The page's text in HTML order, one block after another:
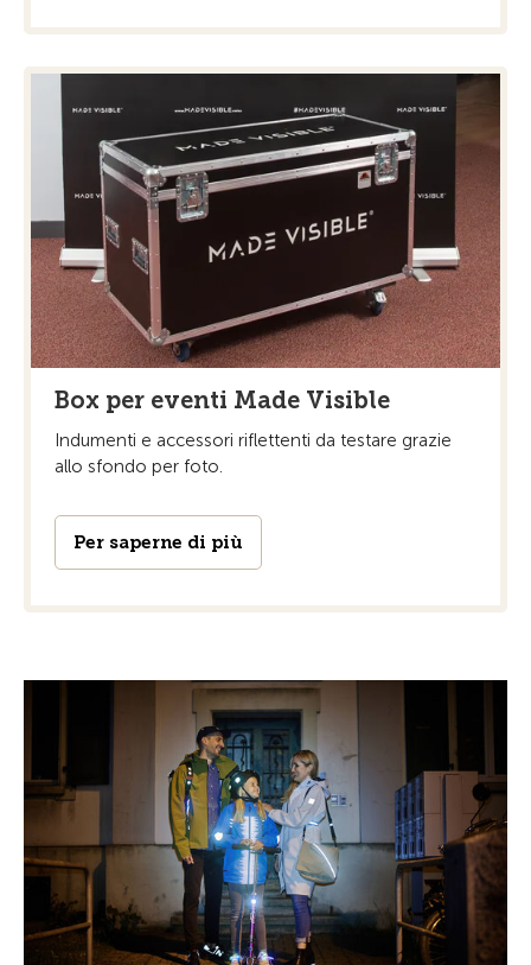
Box per eventi Made Visible
Indumenti e accessori riflettenti da testare grazie
allo sfondo per foto.
Per saperne di più